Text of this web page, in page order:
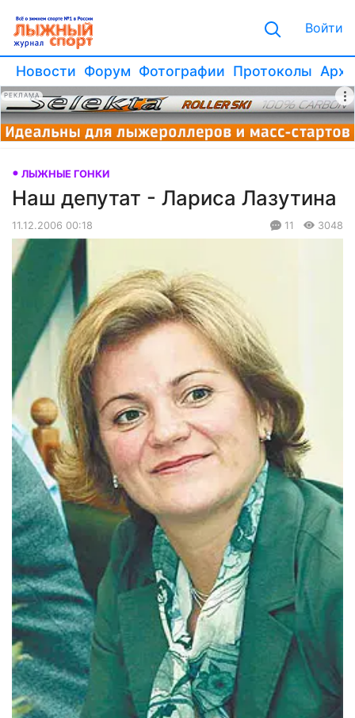
Войти
Новости Форум Фотографии Протоколы
РЕКЛАМА
ЛЫЖНЫЕ ГОНКИ
Наш депутат - Лариса Лазутина
11.12.2006 00:18 11 3048